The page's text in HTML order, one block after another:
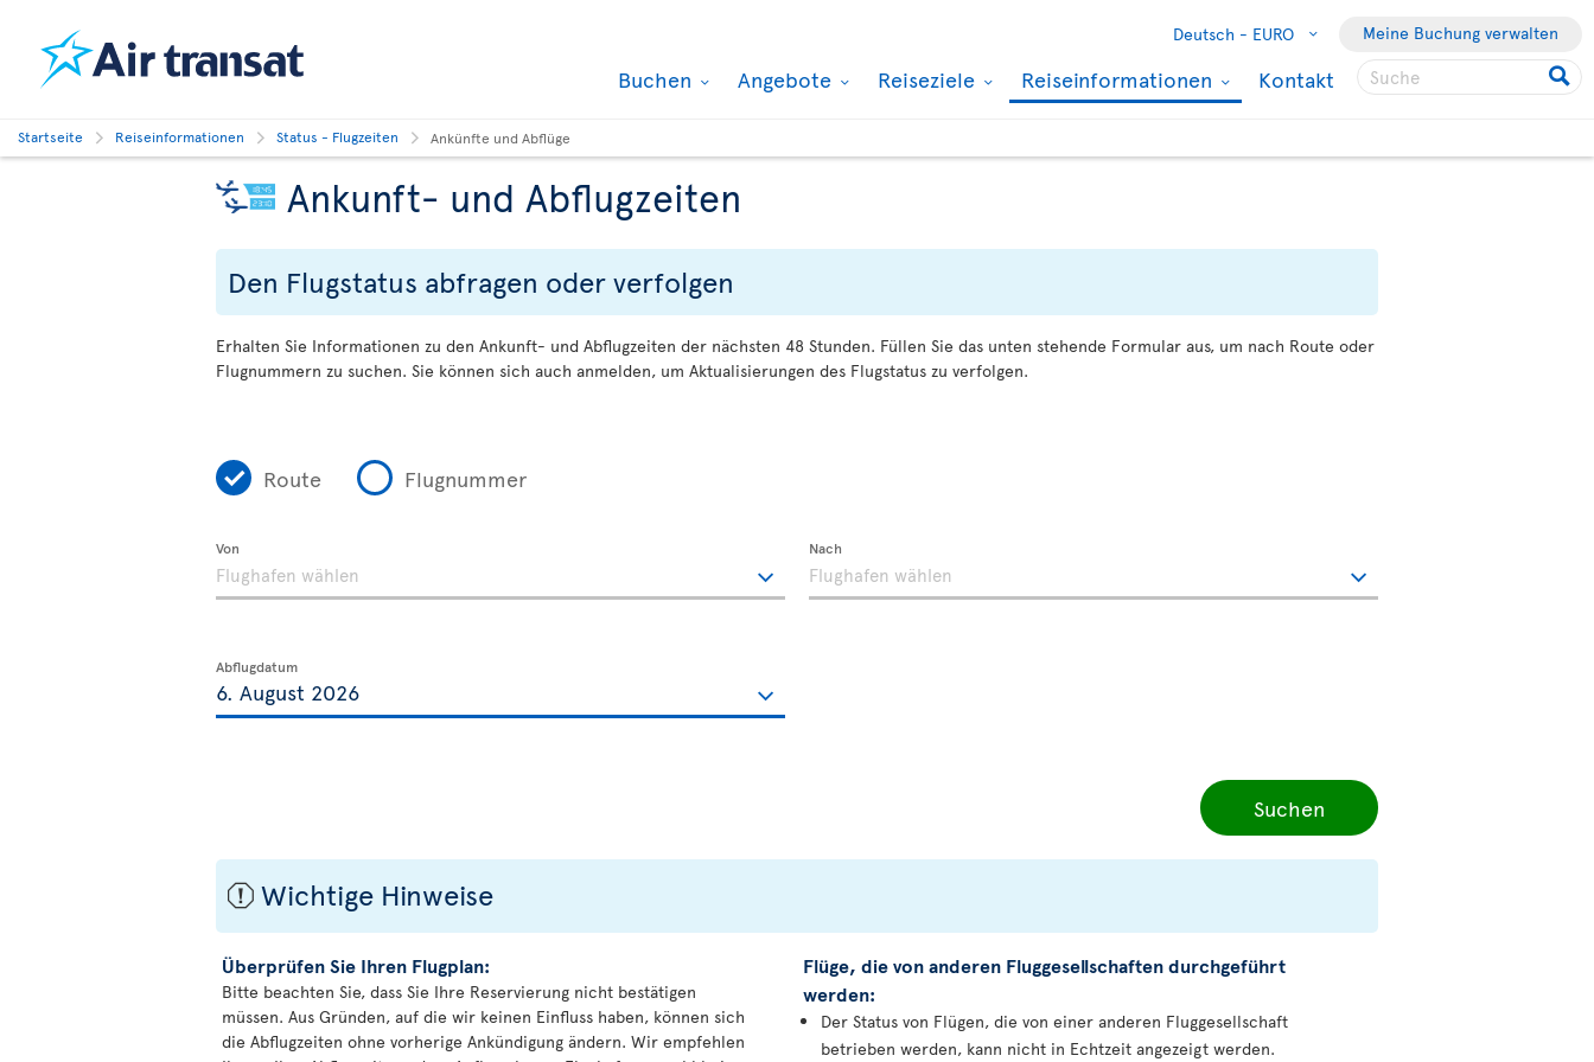
Deutsch - EURO Meine Buchung verwalten
Buchen Angebote Reiseziele Reiseinformationen Kontakt
Startseite Reiseinformationen Status - Flugzeiten Ankünfte und Abflüge
Ankunft- und Abflugzeiten
Den Flugstatus abfragen oder verfolgen
Erhalten Sie Informationen zu den Ankunft- und Abflugzeiten der nächsten 48 Stunden. Füllen Sie das unten stehende Formular aus, um nach Route oder
Flugnummern zu suchen. Sie können sich auch anmelden, um Aktualisierungen des Flugstatus zu verfolgen.
Route Flugnummer
Von Nach
Abflugdatum
Suchen
ü Wichtige Hinweise
Überprüfen Sie Ihren Flugplan:
Bitte beachten Sie, dass Sie Ihre Reservierung nicht bestätigen
müssen. Aus Gründen, auf die wir keinen Einfluss haben, können sich
die Abflugzeiten ohne vorherige Ankündigung ändern. Wir empfehlen
Flüge, die von anderen Fluggesellschaften durchgeführt
werden:
Der Status von Flügen, die von einer anderen Fluggesellschaft
betrieben werden, kann nicht in Echtzeit angezeigt werden.